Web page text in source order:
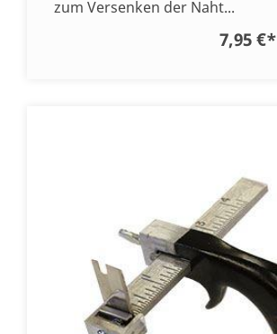
zum Versenken der Naht...
7,95 €*